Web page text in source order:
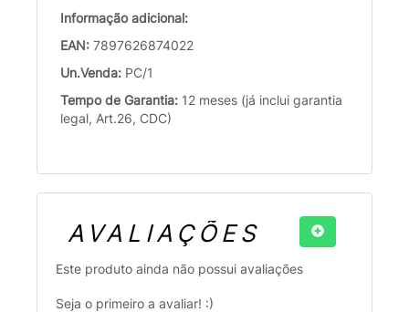
Informação adicional:
EAN: 7897626874022
Un.Venda: PC/1
Tempo de Garantia: 12 meses (já inclui garantia
legal, Art.26, CDC)
AVALIAÇÕES
Este produto ainda não possui avaliações
Seja o primeiro a avaliar! :)